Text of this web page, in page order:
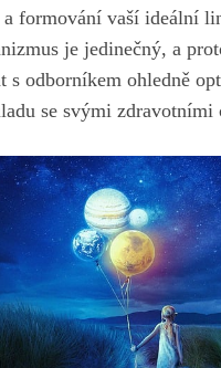
formování vaší ideální
je jedinečný, a
‍s odborníkem ohledně
se ⁣svými zdravotními